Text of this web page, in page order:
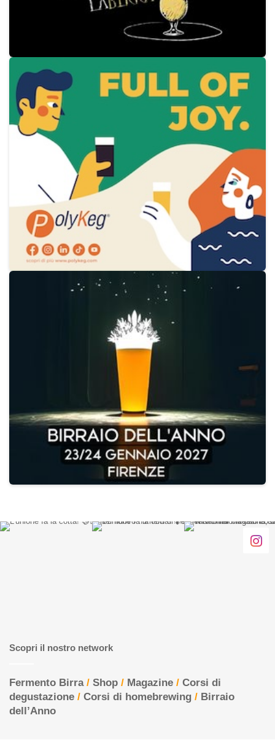
Scopri il nostro network
Fermento Birra/ Shop / Magazine / Corsi di
degustazione / Corsi di homebrewing / Birraio
dell’Anno